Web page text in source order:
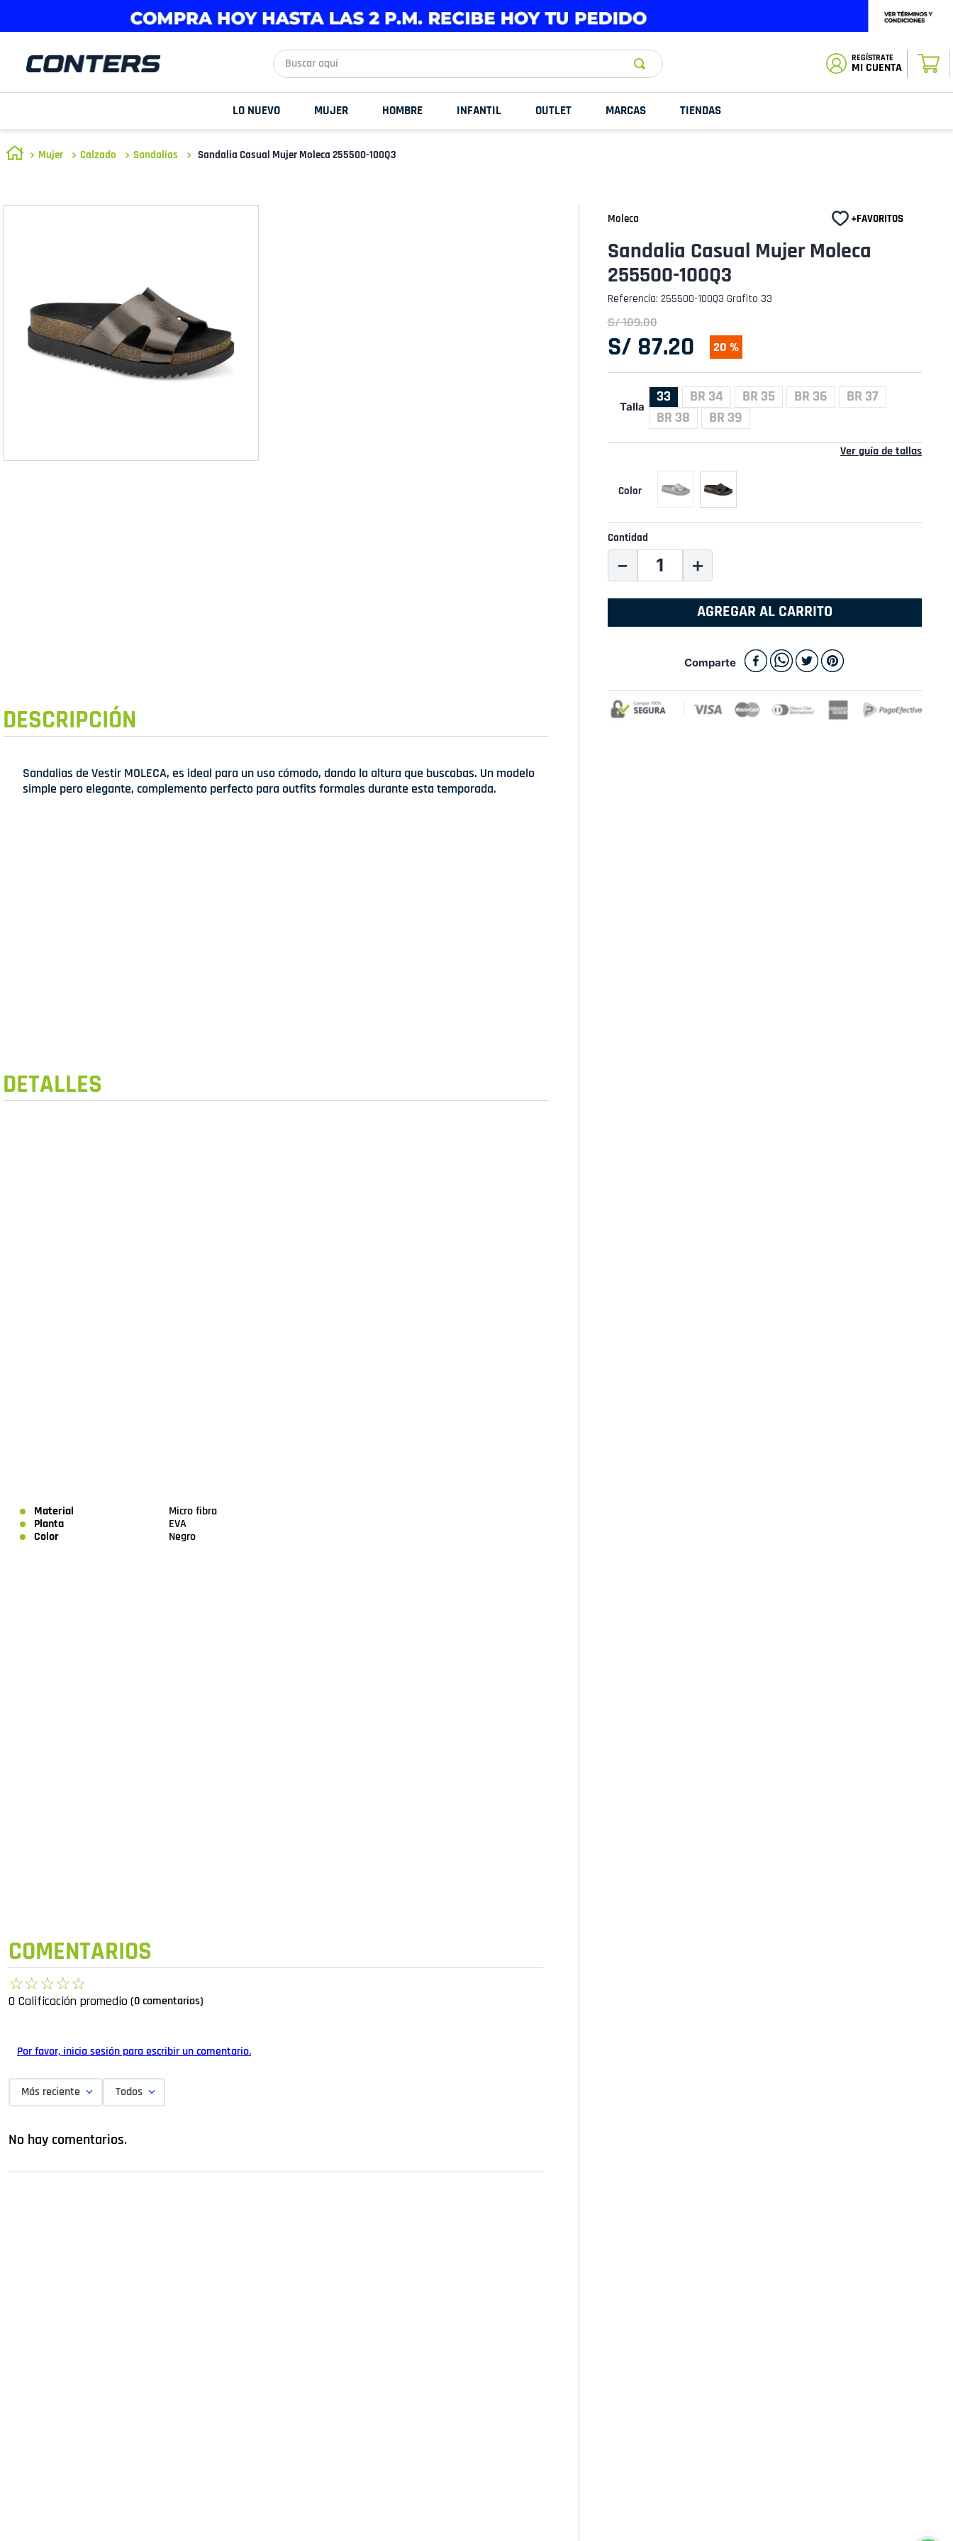
Buscar aquí
MI CUENTA
LO NUEVO MUJER HOMBRE INFANTIL OUTLET MARCAS TIENDAS
Mujer Calzado Sandalias Sandalia Casual Mujer Moleca 255500-100Q3
DESCRIPCIÓN
Sandalias de Vestir MOLECA, es ideal para un uso cómodo, dando la altura que buscabas. Un modelo
simple pero elegante, complemento perfecto para outfits formales durante esta temporada.
DETALLES
Material
Micro fibra
Planta
EVA
Color
Negro
COMENTARIOS
☆☆☆☆☆
0 Calificación promedio (0 comentarios)
Por favor, inicia sesión para escribir un comentario.
Más reciente Todos
No hay comentarios.
Moleca
Sandalia Casual Mujer Moleca
255500-100Q3
Referencia: 255500-100Q3 Grafito 33
S/109.00
S/ 87.20 20 %
Talla
33 BR 34 BR 35 BR 36
BR 37
BR 38
BR 39
Ver guía de tallas
Cantidad
＋
－
AGREGAR AL CARRITO
Comparte